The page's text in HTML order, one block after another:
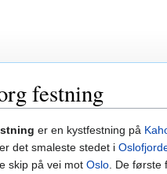
festning
er en kystfestning på
det smaleste stedet i
skip på vei mot Oslo. De første